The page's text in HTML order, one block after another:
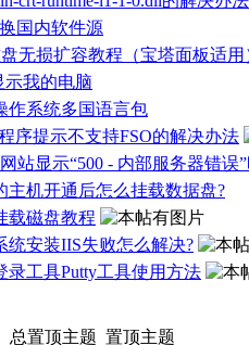
国内软件源
盘无损扩容教程（宝塔面板适用
示我的电脑
作系统多国语言包
序提示不支持FSO的解决办法
站显示“500 - 内部服务器错误
机开通后怎么挂载数据盘?
载磁盘教程
统安装IIS失败怎么解决?
工具Putty工具使用方法
总置顶主题 置顶主题